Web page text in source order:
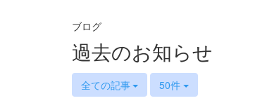
ブログ
過去のお知らせ
全ての記事 50件